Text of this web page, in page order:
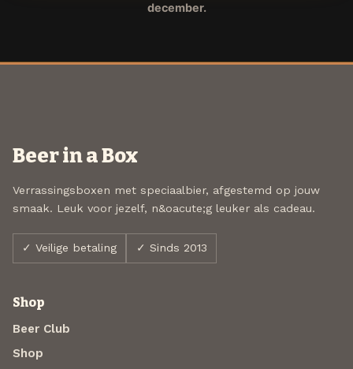
december.
Beer in a Box
Verrassingsboxen met speciaalbier, afgestemd op jouw
smaak. Leuk voor jezelf, n&oacute;g leuker als cadeau.
✓ Veilige betaling ✓ Sinds 2013
Shop
Beer Club
Shop